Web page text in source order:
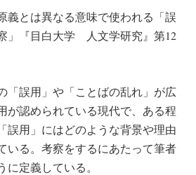
義とは異なる意味で使われる「誤
」『目白大学 人文学研究』第12
「誤用」や「ことばの乱れ」が広
が認められている現代で、ある程
誤用」にはどのような背景や理由
いる。考察をするにあたって筆者
定義している。